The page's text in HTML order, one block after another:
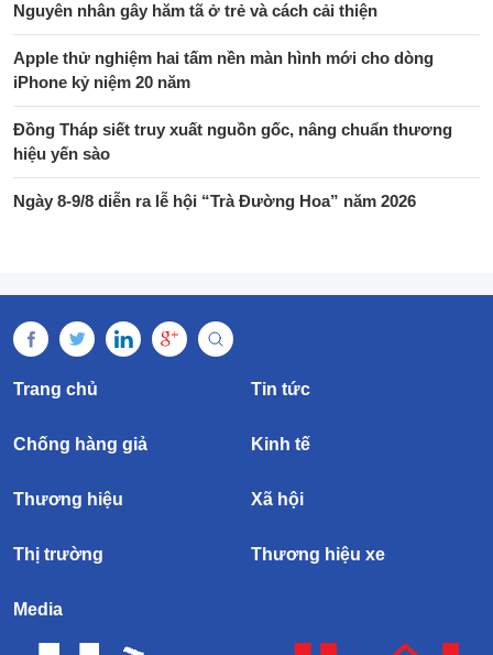
Nguyên nhân gây hăm tã ở trẻ và cách cải thiện
Apple thử nghiệm hai tấm nền màn hình mới cho dòng
iPhone kỷ niệm 20 năm
Đồng Tháp siết truy xuất nguồn gốc, nâng chuẩn thương
hiệu yến sào
Ngày 8-9/8 diễn ra lễ hội “Trà Đường Hoa” năm 2026
Trang chủ Tin tức
Chống hàng giả Kinh tế
Thương hiệu Xã hội
Thị trường Thương hiệu xe
Media